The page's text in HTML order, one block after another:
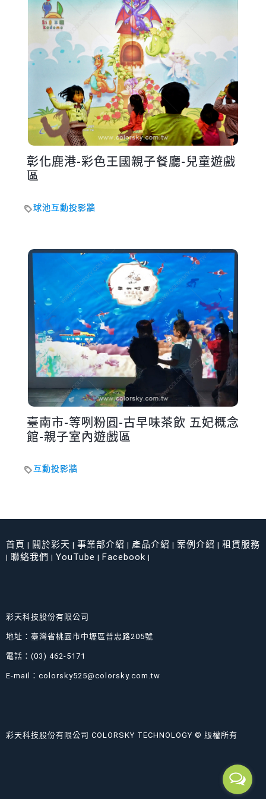
彰化鹿港-彩色王國親子餐廳-兒童遊戲
區
球池互動投影牆
臺南市-等咧粉圓-古早味茶飲 五妃概念
館-親子室內遊戲區
互動投影牆
首頁 | 關於彩天 | 事業部介紹 | 產品介紹 | 案例介紹 | 租賃服務
| 聯絡我們 | YouTube | Facebook |
彩天科技股份有限公司
地址：臺灣省桃園市中壢區普忠路205號
電話：(03) 462-5171
E-mail：colorsky525@colorsky.com.tw
彩天科技股份有限公司 COLORSKY TECHNOLOGY © 版權所有